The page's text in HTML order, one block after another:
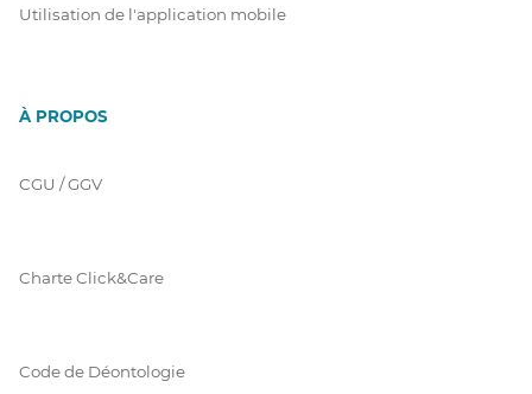
Utilisation de l'application mobile
À PROPOS
CGU / GGV
Charte Click&Care
Code de Déontologie